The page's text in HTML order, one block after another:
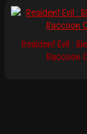
Resident Evil :
Raccoon